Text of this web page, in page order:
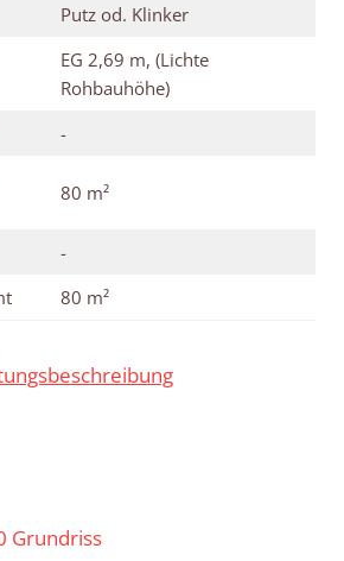
Putz od. Klinker
EG 2,69 m, (Lichte
Rohbauhöhe)
-
80 m²
-
80 m²